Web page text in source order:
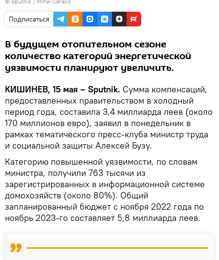
Подписаться
В будущем отопительном сезоне
количество категорий энергетической
уязвимости планируют увеличить.
КИШИНЕВ, 15 мая – Sputnik. Сумма компенсаций,
предоставленных правительством в холодный
период года, составила 3,4 миллиарда леев (около
170 миллионов евро), заявил в понедельник в
рамках тематического пресс-клуба министр труда
и социальной защиты Алексей Бузу.
Категорию повышенной уязвимости, по словам
министра, получили 763 тысячи из
зарегистрированных в информационной системе
домохозяйств (около 80%). Общий
запланированный бюджет с ноября 2022 года по
ноябрь 2023-го составляет 5,8 миллиарда леев.